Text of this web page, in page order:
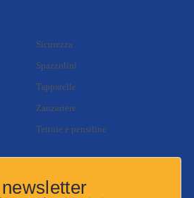
Sicurezza
Spazzolini
Tapparelle
Zanzariere
Tettoie e pensiline